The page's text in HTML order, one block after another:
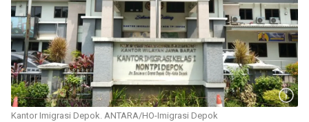
Kantor Imigrasi Depok. ANTARA/HO-Imigrasi Depok